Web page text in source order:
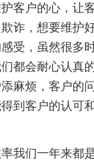
客户的心，让
诈，想要维护
受，虽然很多
都会耐心认真
麻烦，客户的
到客户的认可
我们一年来都